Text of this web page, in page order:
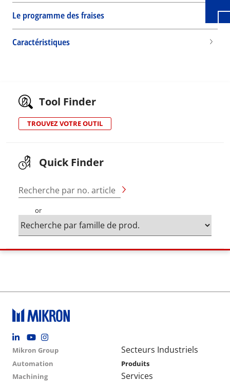
Le programme des fraises
Caractéristiques
Tool Finder
TROUVEZ VOTRE OUTIL
Quick Finder
Recherche par no. article
or
Footer social
Group menu
Mikron Group
Automation
Machining
Main navigation
Secteurs Industriels
Produits
Services